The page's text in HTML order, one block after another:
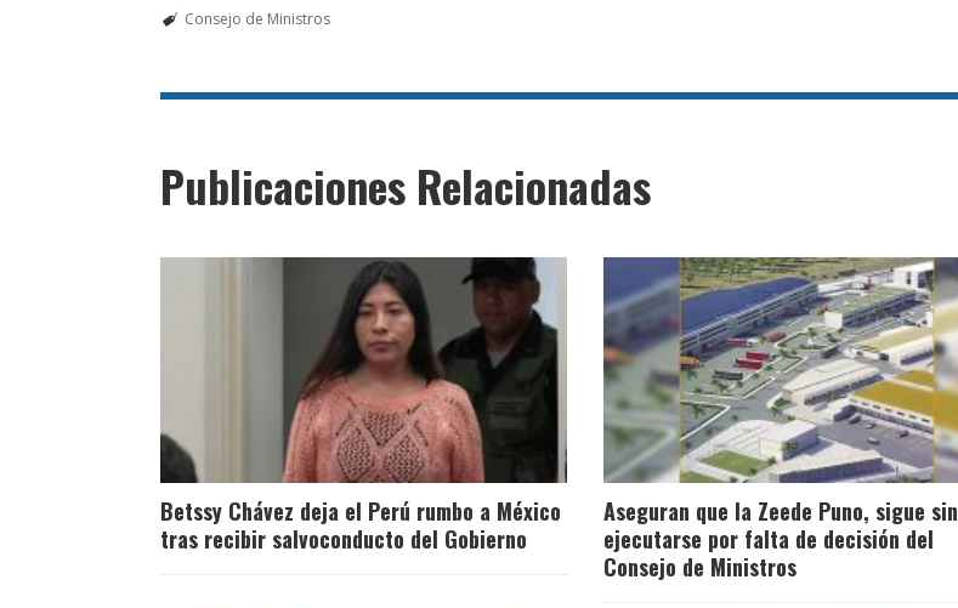
Consejo de Ministros
Publicaciones Relacionadas
Betssy Chávez deja el Perú rumbo a México
tras recibir salvoconducto del Gobierno
Aseguran que la Zeede Puno, sigue sin
ejecutarse por falta de decisión del
Consejo de Ministros